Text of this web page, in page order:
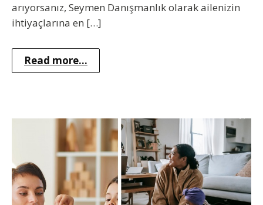
arıyorsanız, Seymen Danışmanlık olarak ailenizin
ihtiyaçlarına en […]
Read more...